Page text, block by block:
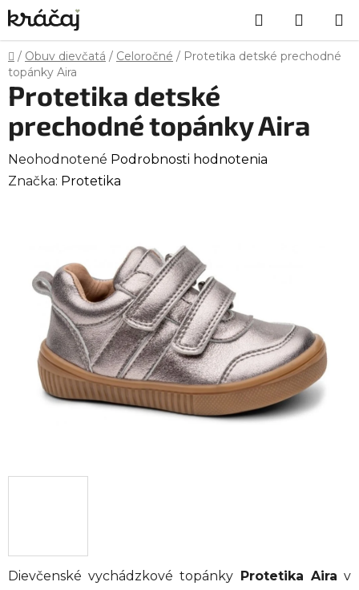
Prejsť
na
obsah
Hľadať
KOŠÍK
Domov
/ Obuv dievčatá / Celoročné / Protetika detské prechodné
topánky Aira
Dievčenské vychádzkové topánky Protetika Aira v
Protetika detské
prechodné topánky Aira
Priemerné
hodnotenie
hviezdičiek.
Neohodnotené Podrobnosti hodnotenia
Značka: Protetika